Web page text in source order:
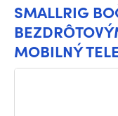
SMALLRIG
MOBILNÝ